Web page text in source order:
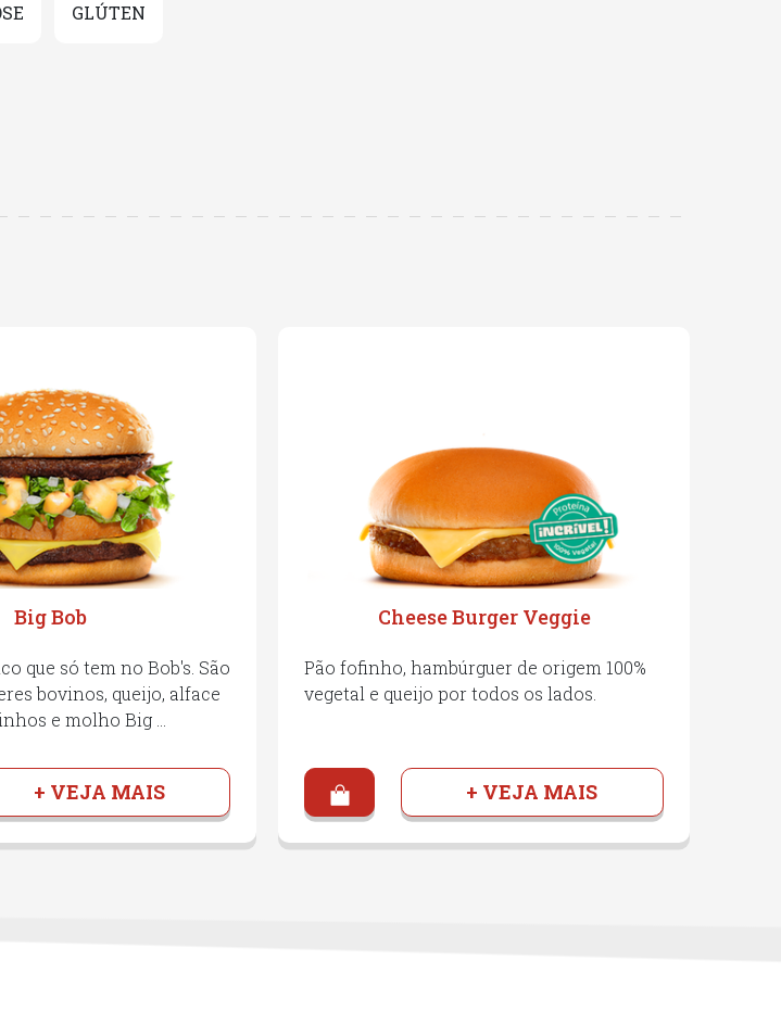
GLÚTEN
Big Bob
que só tem no Bob's. São
bovinos, queijo, alface
e molho Big …
+ VEJA MAIS
Cheese Burger Veggie
Pão fofinho, hambúrguer de origem 100%
vegetal e queijo por todos os lados.
+ VEJA MAIS